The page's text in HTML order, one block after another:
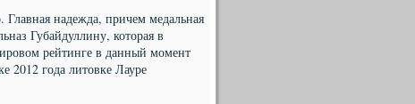
надежда, причем медальная
Губайдуллину, которая в
рейтинге в данный момент
2012 года литовке Лауре